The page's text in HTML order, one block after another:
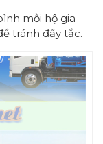
mỗi hộ gia
tránh đầy tắc.